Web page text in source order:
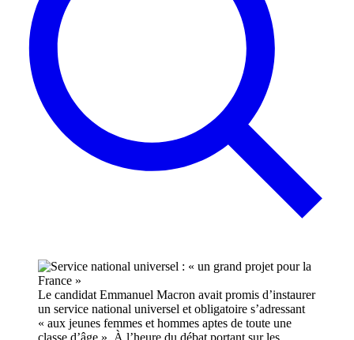
Le candidat Emmanuel Macron avait promis d’instaurer
un service national universel et obligatoire s’adressant
« aux jeunes femmes et hommes aptes de toute une